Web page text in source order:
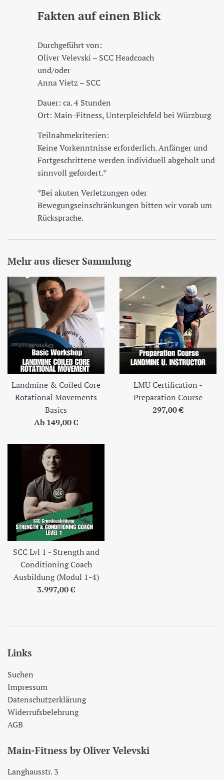
Fakten auf einen Blick
Durchgeführt von:
Oliver Velevski – SCC Headcoach
und/oder
Anna Vietz – SCC
Dauer: ca. 4 Stunden
Ort: Main-Fitness, Unterpleichfeld bei Würzburg
Teilnahmekriterien:
Keine Vorkenntnisse erforderlich. Anfänger und
Fortgeschrittene werden individuell abgeholt und
sinnvoll gefordert.*
*Bei akuten Verletzungen oder
Bewegungseinschränkungen bitten wir vorab um
Rücksprache.
Mehr aus dieser Sammlung
Landmine & Coiled Core
Rotational Movements
Basics
Ab 149,00 €
LMU Certification -
Preparation Course
Normaler
297,00 €
SCC Lvl 1 - Strength and
Conditioning Coach
Ausbildung (Modul 1-4)
Normaler
3.997,00 €
Links
Suchen
Impressum
Datenschutzerklärung
Widerrufsbelehrung
AGB
Main-Fitness by Oliver Velevski
Langhausstr. 3